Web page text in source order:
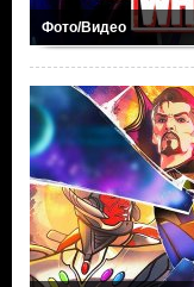
Фото/Видео